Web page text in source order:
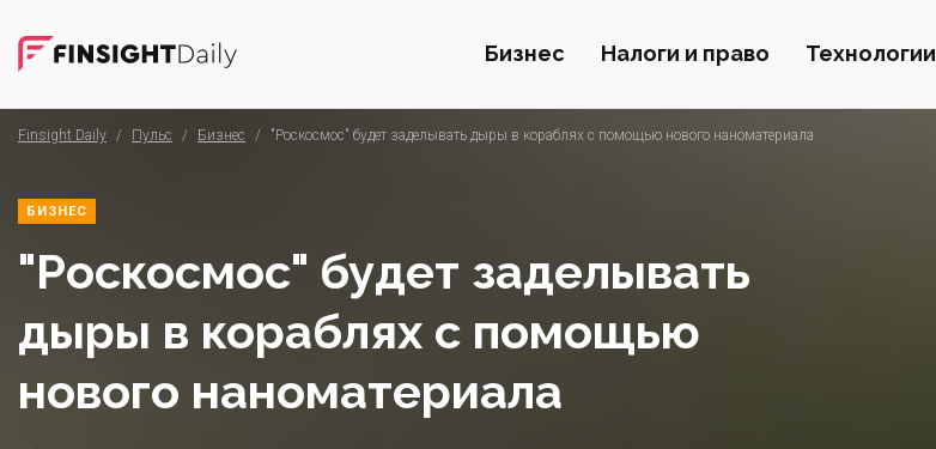
Бизнес Налоги и право Технологии
Finsight Daily / Пульс / Бизнес / "Роскосмос" будет заделывать дыры в кораблях с помощью нового наноматериала
БИЗНЕС
"Роскосмос" будет заделывать
дыры в кораблях с помощью
нового наноматериала